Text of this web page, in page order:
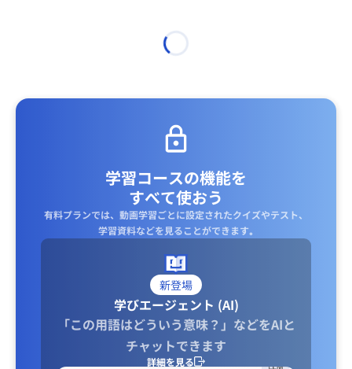
学習コースの機能を
すべて使おう
有料プランでは、動画学習ごとに設定されたクイズやテスト、
学習資料などを見ることができます｡
新登場
学びエージェント (AI)
「この用語はどういう意味？」などをAIと
チャットできます
詳細を見る